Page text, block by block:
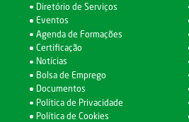
Diretório de Serviços
Eventos
Agenda de Formações
Certificação
Notícias
Bolsa de Emprego
Documentos
Política de Privacidade
Política de Cookies